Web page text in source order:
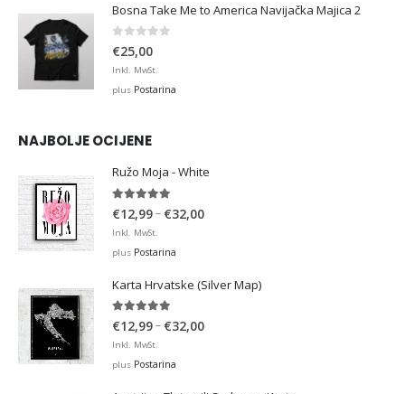
Bosna Take Me to America Navijačka Majica 2
0 out of 5
€25,00
Inkl. MwSt.
plus Postarina
NAJBOLJE OCIJENE
Ružo Moja - White
5.00out of 5
€12,99– €32,00Price
€32,00
Inkl. MwSt.
plus Postarina
Karta Hrvatske (Silver Map)
5.00out of 5
€12,99– €32,00Price
Inkl. MwSt.
plus Postarina